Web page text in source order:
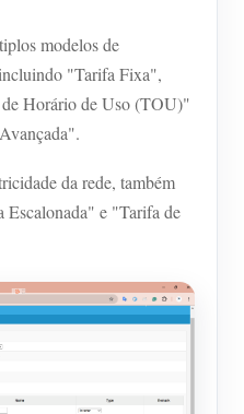
modelos de
"Tarifa Fixa",
Horário de Uso (TOU)"
da rede, também
e "Tarifa de